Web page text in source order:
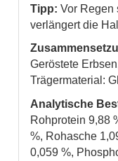
Tipp: Vor Regen
verlängert die
Geröstete
Trägermaterial:
Analytische
Rohprotein 9,88
%, Rohasche
0,059 %,